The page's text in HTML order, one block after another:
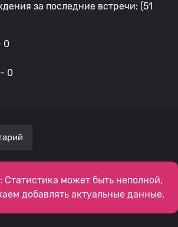
за последние встречи: (51
0
0
может быть неполной,
добавлять актуальные данные.